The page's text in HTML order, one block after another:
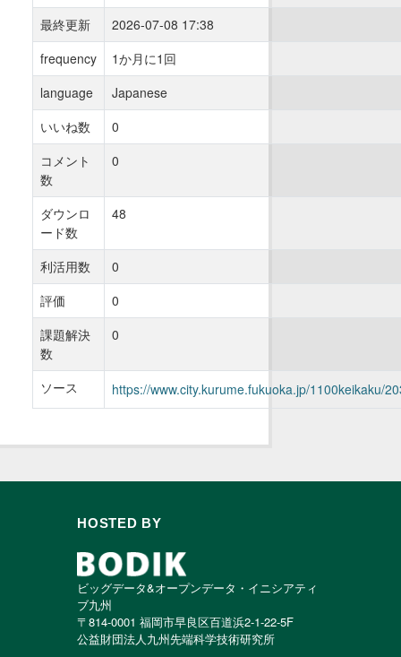
最終更新
2026-07-08 17:38
frequency
1か月に1回
language
Japanese
いいね数
0
コメント
数
0
ダウンロ
ード数
48
利活用数
0
評価
0
課題解決
数
0
ソース https://www.city.kurume.fukuoka.jp/1100keikaku/
HOSTED BY
ビッグデータ&オープンデータ・イニシアティ
ブ九州
〒814-0001 福岡市早良区百道浜2-1-22-5F
公益財団法人九州先端科学技術研究所